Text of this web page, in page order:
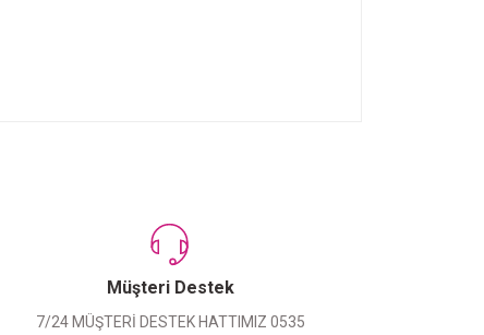
Müşteri Destek
7/24 MÜŞTERİ DESTEK HATTIMIZ 0535